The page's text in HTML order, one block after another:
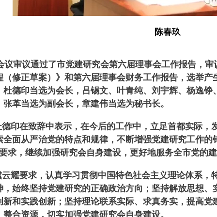
陈春玖
审议通过了市党建研究会第六届理事会工作报告，审
（修正草案）》和第六届理事会财务工作报告，选举
杜德印当选为会长，吕锡文、叶青纯、刘宇辉、杨逸
张革当选为副会长，章建伟当选为秘书长。
印在致辞中表示，在今后的工作中，立足首都实际，
全面从严治党的特点和规律，不断增强党建研究工作的
求，继续加强研究会自身建设，更好地服务全市党的
耀要求，认真学习贯彻中国特色社会主义理论体系，
，始终坚持党建研究的正确政治方向；坚持解放思想
新和实践创新；坚持理论联系实际、求真务实，提高
整合资源，切实加强党建研究会自身建设。